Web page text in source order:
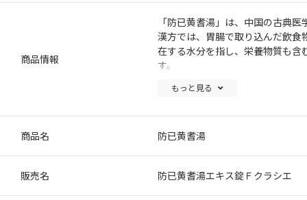
商品情報
「防已黄耆湯」は、中国の古典
漢方では、胃腸で取り込んだ飲
在する水分を指し、栄養物質も含
す。
防已黄耆湯は胃腸の働きを高め
もっと見る
商品名 防已黄耆湯
販売名 防已黄耆湯エキス錠Ｆクラシエ